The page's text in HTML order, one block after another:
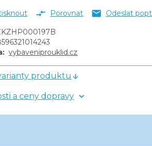
Porovnat Odeslat
: vybaveniprouklid.cz
produktu
a ceny dopravy